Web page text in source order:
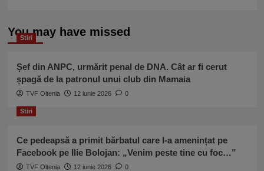
You may have missed
Stiri
Șef din ANPC, urmărit penal de DNA. Cât ar fi cerut
șpagă de la patronul unui club din Mamaia
TVF Oltenia 12 iunie 2026 0
Stiri
Ce pedeapsă a primit bărbatul care l-a amenințat pe
Facebook pe Ilie Bolojan: „Venim peste tine cu foc…”
TVF Oltenia 12 iunie 2026 0